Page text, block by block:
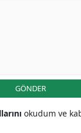
GÖNDER
okudum ve